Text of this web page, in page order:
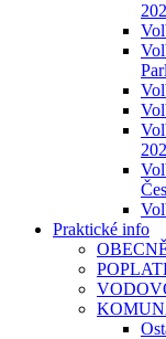
Praktické info